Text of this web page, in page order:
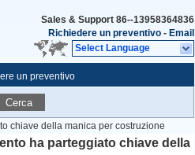
Sales & Support 86--13958364836
Richiedere un preventivo - Email
Select Language
un preventivo
Cerca
chiave della manica per costruzione
ha parteggiato chiave della